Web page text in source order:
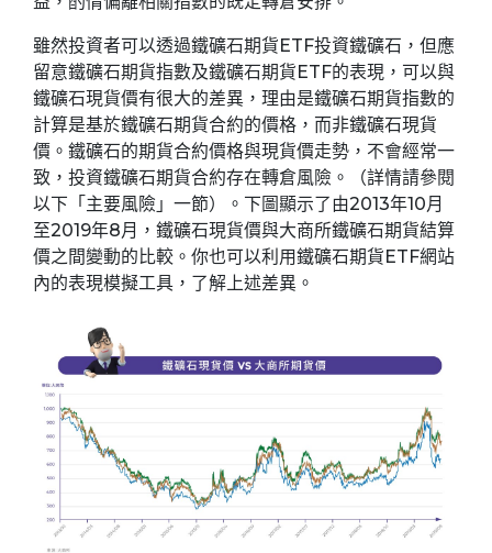
雖然投資者可以透過鐵礦石期貨ETF投資鐵礦石，但應
留意鐵礦石期貨指數及鐵礦石期貨ETF的表現，可以與
鐵礦石現貨價有很大的差異，理由是鐵礦石期貨指數的
計算是基於鐵礦石期貨合約的價格，而非鐵礦石現貨
價。鐵礦石的期貨合約價格與現貨價走勢，不會經常一
致，投資鐵礦石期貨合約存在轉倉風險。（詳情請參閱
以下「主要風險」一節）。下圖顯示了由2013年10月
至2019年8月，鐵礦石現貨價與大商所鐵礦石期貨結算
價之間變動的比較。你也可以利用鐵礦石期貨ETF網站
內的表現模擬工具，了解上述差異。